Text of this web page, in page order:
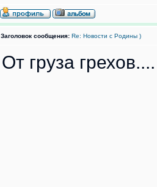
Заголовок сообщения: Re: Новости с Родины )
От груза грехов....